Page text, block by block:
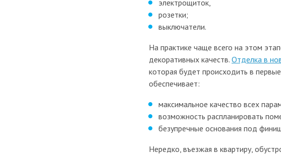
электрощиток,
розетки;
выключатели.
На практике чаще всего на этом
декоративных качеств. Отделка в
которая будет происходить в
обеспечивает:
максимальное качество всех
возможность распланировать
безупречные основания под
Нередко, въезжая в квартиру,